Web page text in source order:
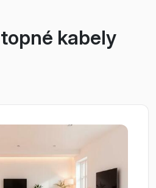
topné kabely